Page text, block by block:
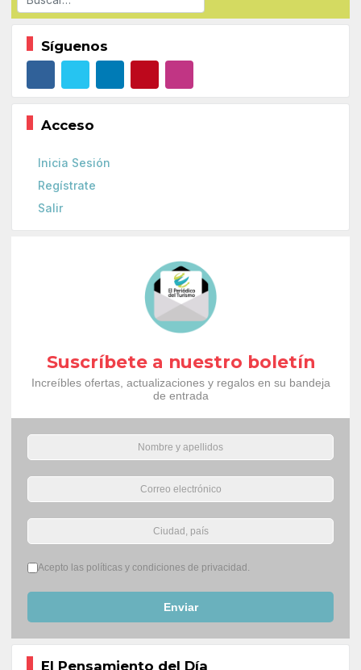
Síguenos
Acceso
Inicia Sesión
Regístrate
Salir
Suscríbete a nuestro boletín
Increíbles ofertas, actualizaciones y regalos en su bandeja
de entrada
Términos del servicio*
Acepto las políticas y condiciones de privacidad.
Enviar
El Pensamiento del Día